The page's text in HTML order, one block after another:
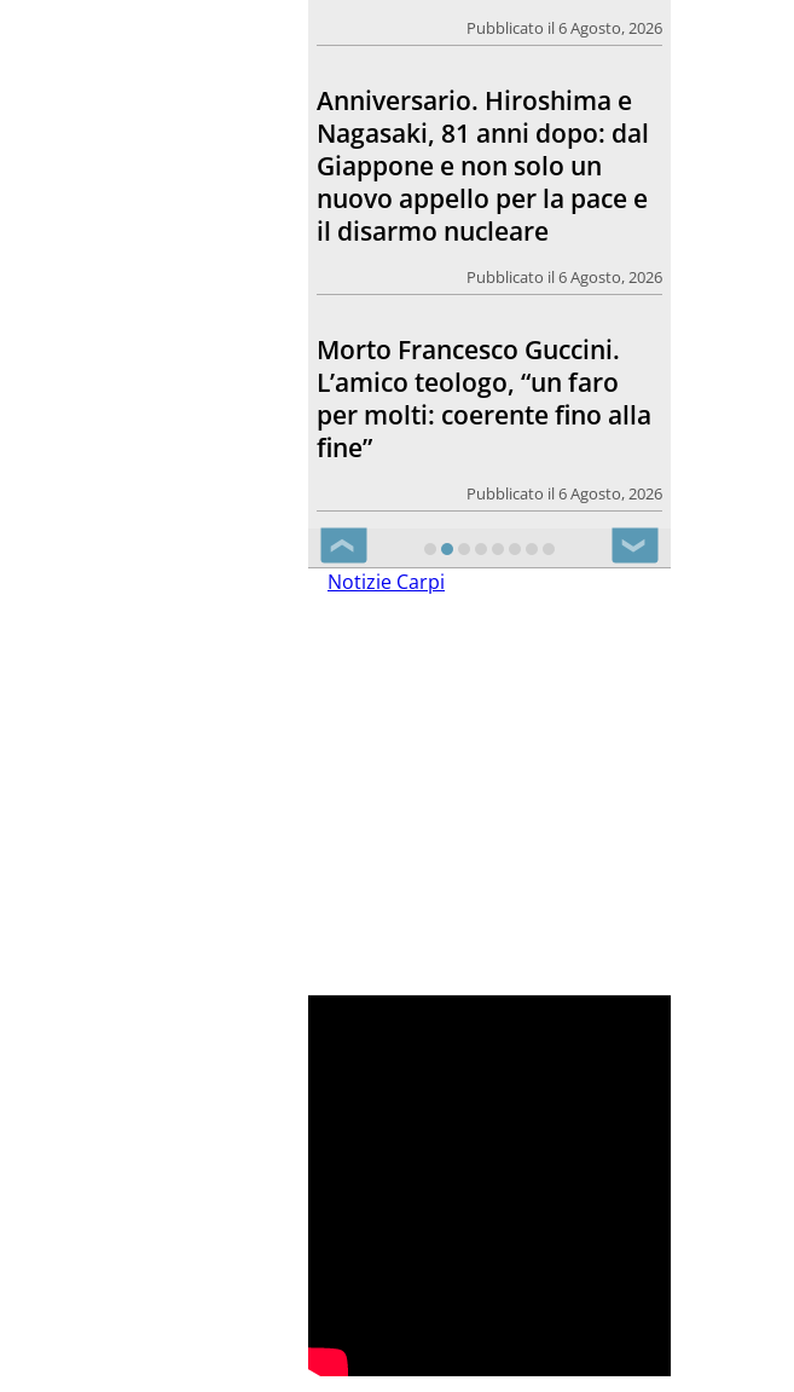
Pubblicato il 6 Agosto, 2026
Anniversario. Hiroshima e
Nagasaki, 81 anni dopo: dal
Giappone e non solo un
nuovo appello per la pace e
il disarmo nucleare
Pubblicato il 6 Agosto, 2026
Morto Francesco Guccini.
L’amico teologo, “un faro
per molti: coerente fino alla
fine”
Pubblicato il 6 Agosto, 2026
❮ ❯
Notizie Carpi